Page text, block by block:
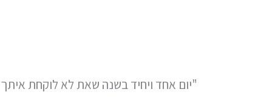
"יום אחד ויחיד בשנה שאת לא לוקחת